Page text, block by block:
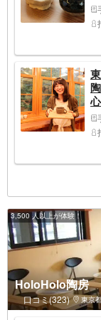
3,500 人以上が体験！
HoloHolo陶房
口コミ(323) 東京